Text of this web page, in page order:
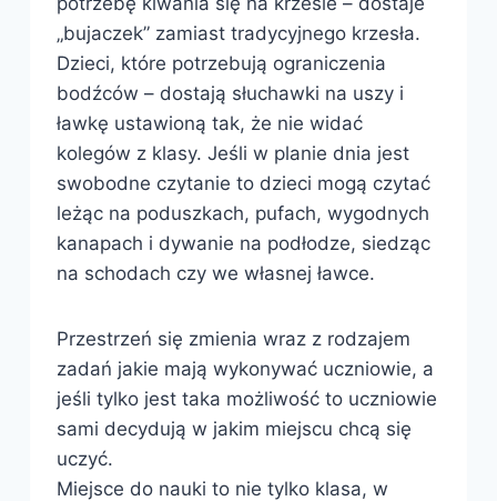
„bujaczek” zamiast tradycyjnego krzesła.
Dzieci, które potrzebują ograniczenia
bodźców – dostają słuchawki na uszy i
ławkę ustawioną tak, że nie widać
kolegów z klasy. Jeśli w planie dnia jest
swobodne czytanie to dzieci mogą czytać
leżąc na poduszkach, pufach, wygodnych
kanapach i dywanie na podłodze, siedząc
na schodach czy we własnej ławce.
Przestrzeń się zmienia wraz z rodzajem
zadań jakie mają wykonywać uczniowie, a
jeśli tylko jest taka możliwość to uczniowie
sami decydują w jakim miejscu chcą się
uczyć.
Miejsce do nauki to nie tylko klasa, w